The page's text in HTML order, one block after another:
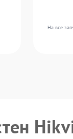
На все